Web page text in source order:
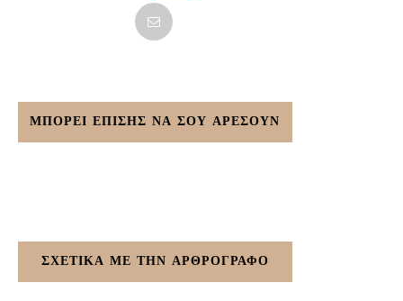
ΜΠΟΡΕΙ ΕΠΙΣΗΣ ΝΑ ΣΟΥ ΑΡΕΣΟΥΝ
ΣΧΕΤΙΚΑ ΜΕ ΤΗΝ ΑΡΘΡΟΓΡΑΦΟ